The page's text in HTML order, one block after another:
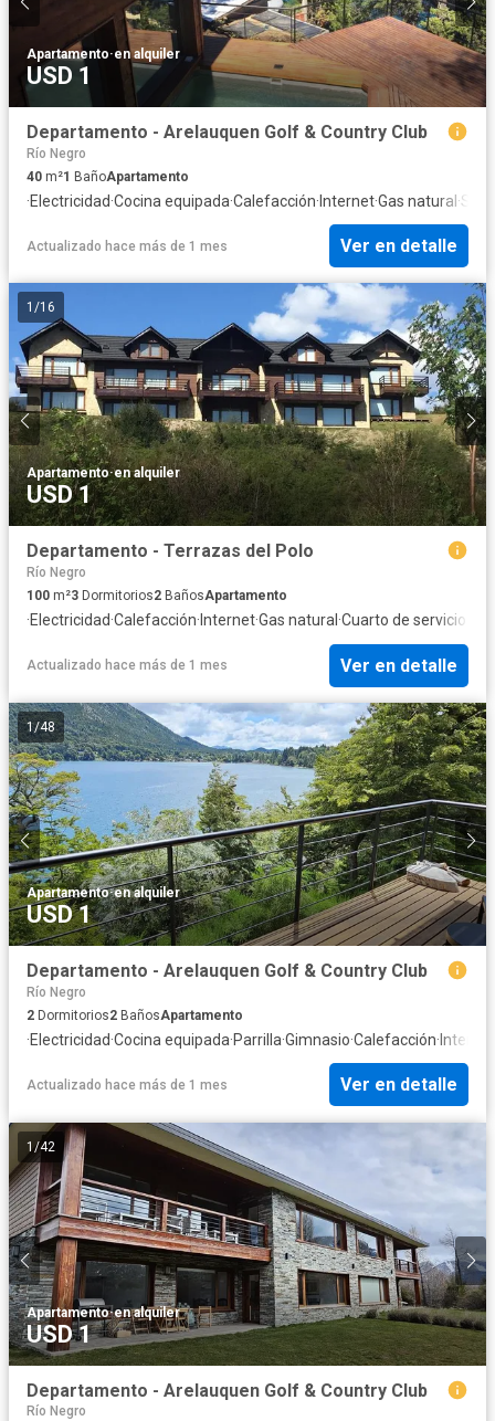
Apartamento·en alquiler
USD 1
Departamento - Arelauquen Golf & Country Club
Río Negro
40 m²1 BañoApartamento
·Electricidad·Cocina equipada·Calefacción· Internet·Gas natural ·
Actualizado hace más de 1 mes Ver en detalle
1 /16
Apartamento·en alquiler
USD 1
Departamento - Terrazas del Polo
Río Negro
100 m²3 Dormitorios2 BañosApartamento
·Electricidad·Calefacción· Internet·Gas natural ·Cuarto de servicio
Actualizado hace más de 1 mes Ver en detalle
1/48
Apartamento·en alquiler
USD 1
Departamento - Arelauquen Golf & Country Club
Río Negro
2 Dormitorios2 BañosApartamento
·Electricidad·Cocina equipada·Parrilla·Gimnasio·Calefacción· Internet
Actualizado hace más de 1 mes Ver en detalle
1/42
Apartamento·en alquiler
USD 1
Departamento - Arelauquen Golf & Country Club
Río Negro